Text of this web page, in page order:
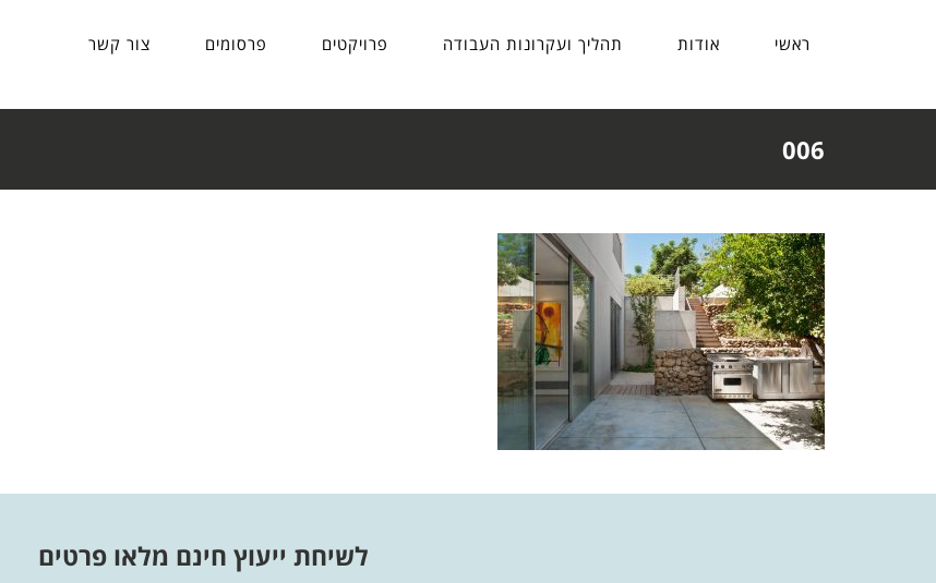
ראשי אודות תהליך ועקרונות העבודה פרויקטים פרסומים צור קשר
006
לשיחת ייעוץ חינם מלאו פרטים